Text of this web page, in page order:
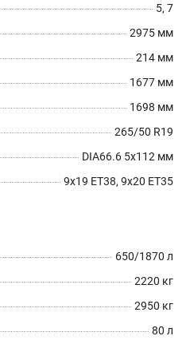
5, 7
2975 мм
214 мм
1677 мм
1698 мм
265/50 R19
DIA66.6 5x112 мм
9x19 ET38, 9x20 ET35
650/1870 л
2220 кг
2950 кг
80 л